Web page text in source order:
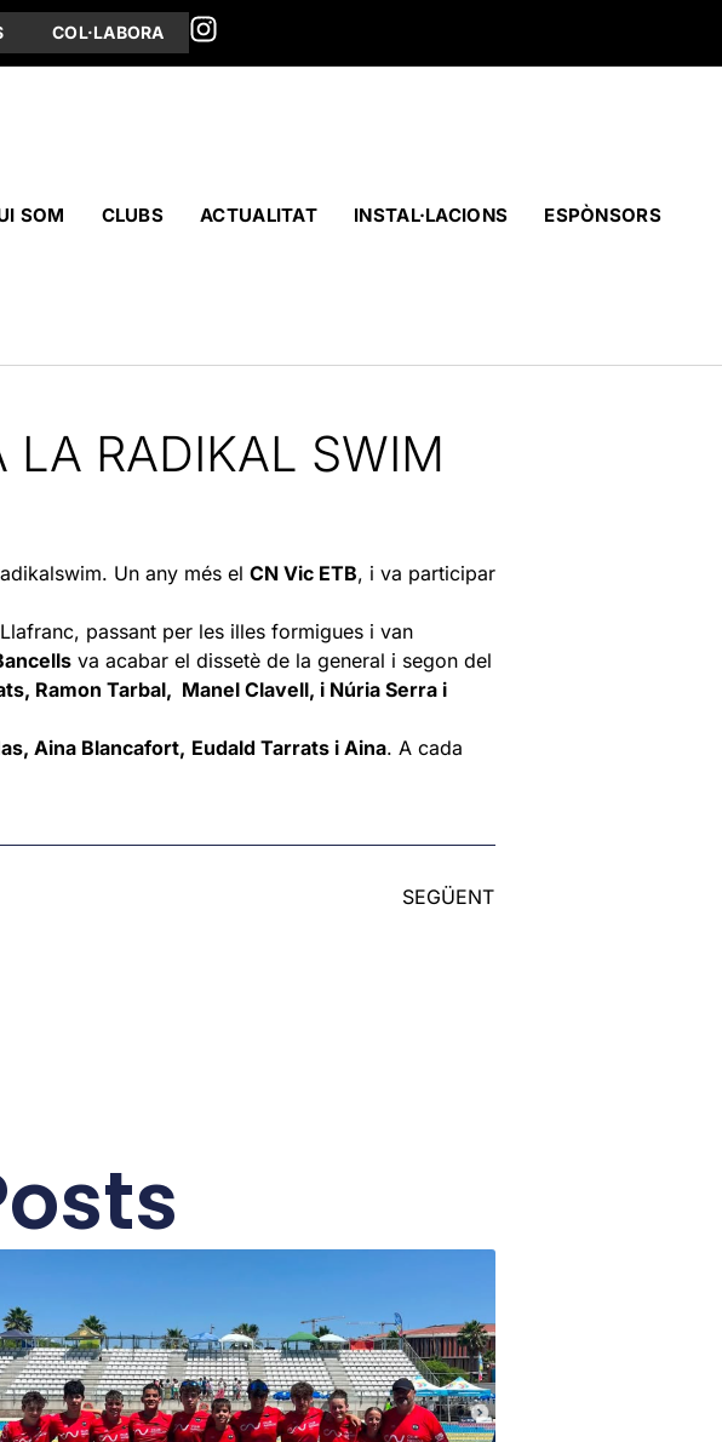
COL·LABORA
SOM CLUBS ACTUALITAT INSTAL·LACIONS ESPÒNSORS
LA RADIKAL SWIM
Un any més el CN Vic ETB, i va participar
passant per les illes formigues i van
va acabar el dissetè de la general i segon del
Ramon Tarbal, Manel Clavell, i Núria Serra i
Aina Blancafort, Eudald Tarrats i Aina. A cada
SEGÜENT